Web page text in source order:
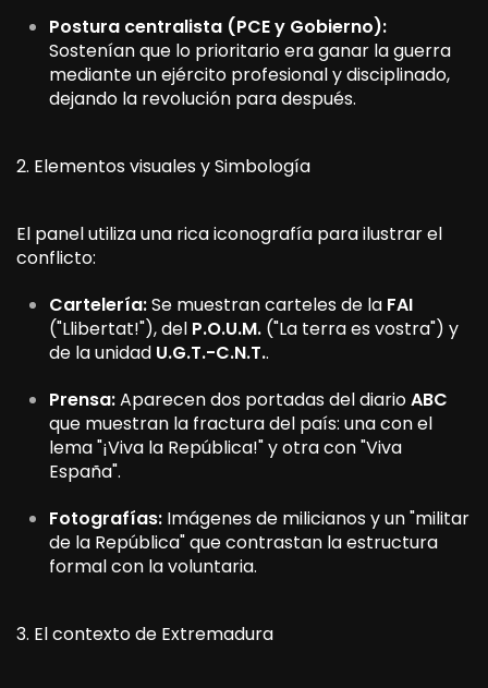
Postura centralista (PCE y Gobierno):
Sostenían que lo prioritario era ganar la guerra
mediante un ejército profesional y disciplinado,
dejando la revolución para después.
2. Elementos visuales y Simbología
El panel utiliza una rica iconografía para ilustrar el
conflicto:
Cartelería:Se muestran carteles de la FAI
("Llibertat!"), del P.O.U.M. ("La terra es vostra") y
de la unidad U.G.T.-C.N.T..
Prensa:Aparecen dos portadas del diarioABC
que muestran la fractura del país: una con el
lema "¡Viva la República!" y otra con "Viva
España".
Fotografías: Imágenes de milicianos y un "militar
de la República" que contrastan la estructura
formal con la voluntaria.
3. El contexto de Extremadura